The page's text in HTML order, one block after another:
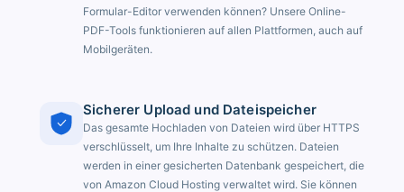
Formular-Editor verwenden können? Unsere Online-
PDF-Tools funktionieren auf allen Plattformen, auch auf
Mobilgeräten.
Sicherer Upload und Dateispeicher
Das gesamte Hochladen von Dateien wird über HTTPS
verschlüsselt, um Ihre Inhalte zu schützen. Dateien
werden in einer gesicherten Datenbank gespeichert, die
von Amazon Cloud Hosting verwaltet wird. Sie können